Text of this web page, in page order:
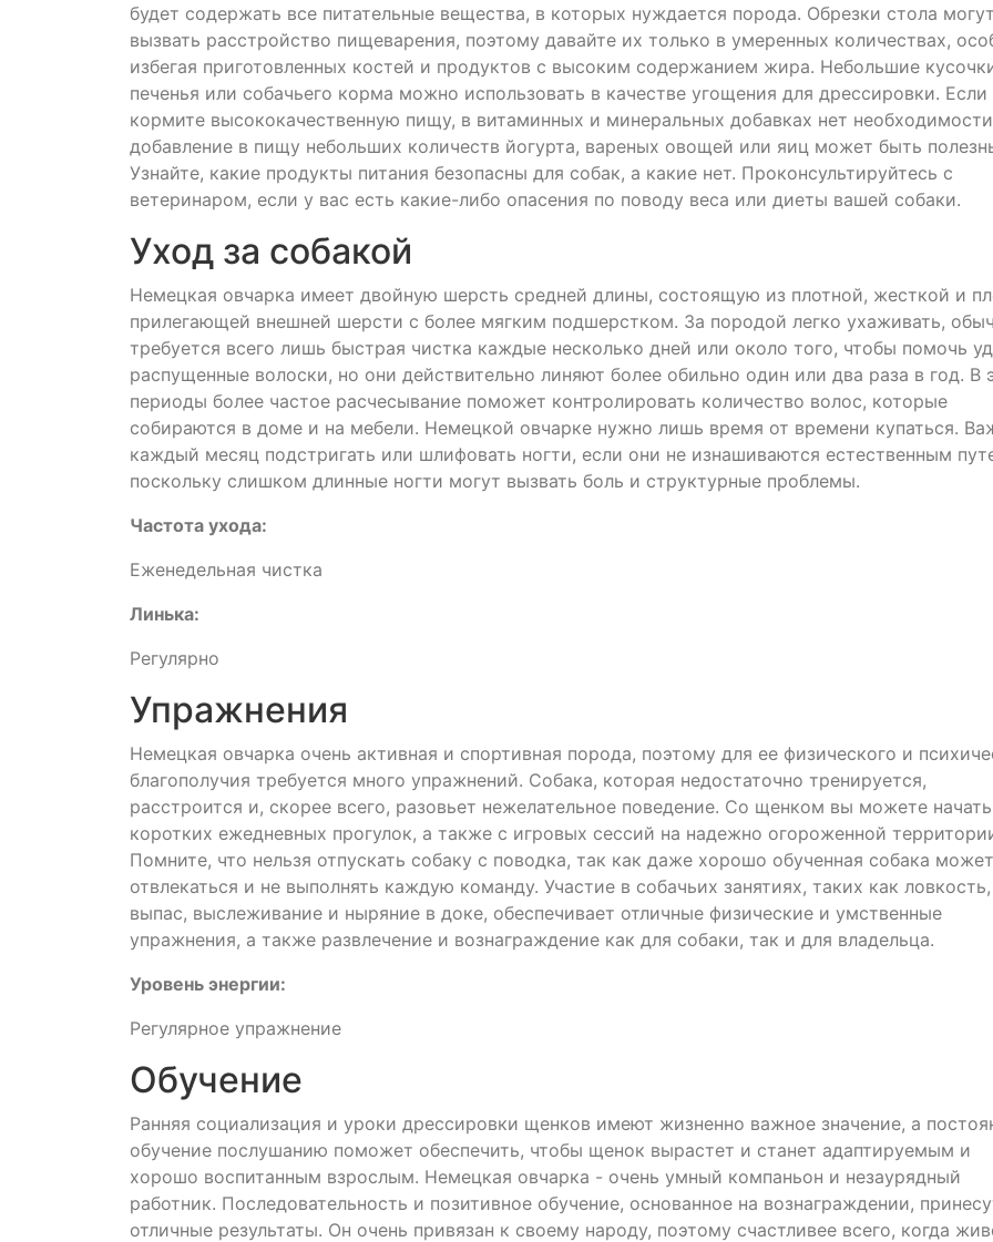
будет содержать все питательные вещества, в которых нуждается порода. Обрезки стола могут
вызвать расстройство пищеварения, поэтому давайте их только в умеренных количествах,
избегая приготовленных костей и продуктов с высоким содержанием жира. Небольшие
печенья или собачьего корма можно использовать в качестве угощения для дрессировки. Если
кормите высококачественную пищу, в витаминных и минеральных добавках нет
добавление в пищу небольших количеств йогурта, вареных овощей или яиц может быть
Узнайте, какие продукты питания безопасны для собак, а какие нет. Проконсультируйтесь с
ветеринаром, если у вас есть какие-либо опасения по поводу веса или диеты вашей собаки.
Уход за собакой
Немецкая овчарка имеет двойную шерсть средней длины, состоящую из плотной, жесткой и
прилегающей внешней шерсти с более мягким подшерстком. За породой легко ухаживать,
требуется всего лишь быстрая чистка каждые несколько дней или около того, чтобы помочь
распущенные волоски, но они действительно линяют более обильно один или два раза в год. В
периоды более частое расчесывание поможет контролировать количество волос, которые
собираются в доме и на мебели. Немецкой овчарке нужно лишь время от времени купаться.
каждый месяц подстригать или шлифовать ногти, если они не изнашиваются естественным
поскольку слишком длинные ногти могут вызвать боль и структурные проблемы.
Частота ухода:
Еженедельная чистка
Линька:
Регулярно
Упражнения
Немецкая овчарка очень активная и спортивная порода, поэтому для ее физического и
благополучия требуется много упражнений. Собака, которая недостаточно тренируется,
расстроится и, скорее всего, разовьет нежелательное поведение. Со щенком вы можете
коротких ежедневных прогулок, а также с игровых сессий на надежно огороженной
Помните, что нельзя отпускать собаку с поводка, так как даже хорошо обученная собака может
отвлекаться и не выполнять каждую команду. Участие в собачьих занятиях, таких как ловкость,
выпас, выслеживание и ныряние в доке, обеспечивает отличные физические и умственные
упражнения, а также развлечение и вознаграждение как для собаки, так и для владельца.
Уровень энергии:
Регулярное упражнение
Обучение
Ранняя социализация и уроки дрессировки щенков имеют жизненно важное значение, а
обучение послушанию поможет обеспечить, чтобы щенок вырастет и станет адаптируемым и
хорошо воспитанным взрослым. Немецкая овчарка - очень умный компаньон и незаурядный
работник. Последовательность и позитивное обучение, основанное на вознаграждении,
отличные результаты. Он очень привязан к своему народу, поэтому счастливее всего, когда